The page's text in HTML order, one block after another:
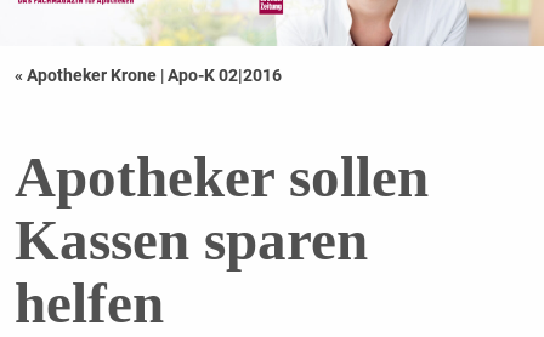
« Apotheker Krone |Apo-K 02|2016
Apotheker sollen
Kassen sparen
helfen